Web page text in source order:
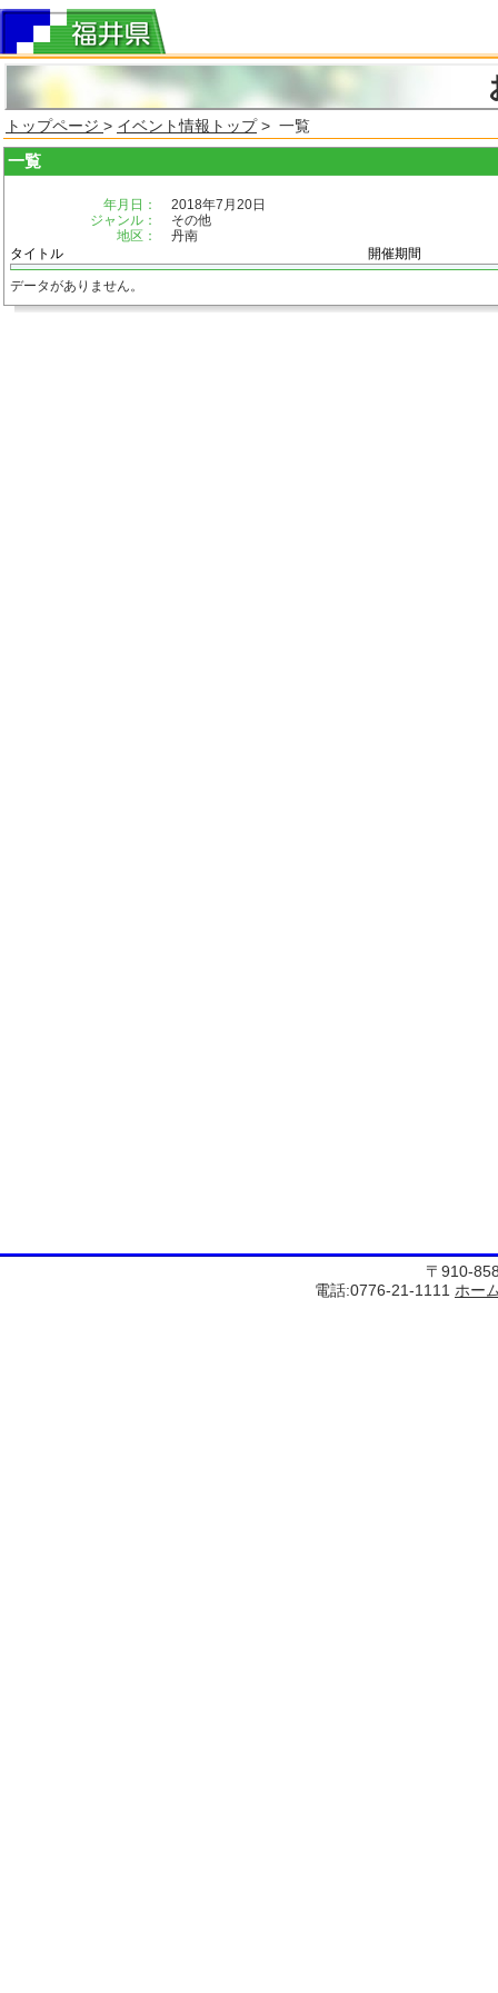
トップページ > イベント情報トップ> 一覧
一覧
年月日：
2018年7月20日
ジャンル：
その他
地区：
丹南
タイトル
開催期間
データがありません。
〒910-
電話:0776-21-1111 ホー